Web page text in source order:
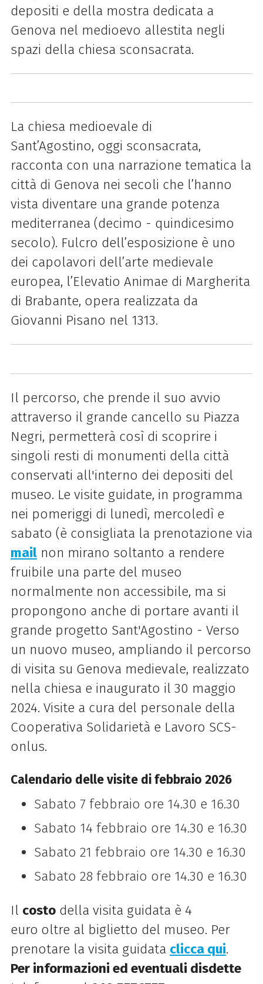
depositi e della mostra dedicata a
Genova nel medioevo allestita negli
spazi della chiesa sconsacrata.
La chiesa medioevale di
Sant’Agostino, oggi sconsacrata,
racconta con una narrazione tematica la
città di Genova nei secoli che l’hanno
vista diventare una grande potenza
mediterranea (decimo - quindicesimo
secolo). Fulcro dell’esposizione è uno
dei capolavori dell’arte medievale
europea, l’Elevatio Animae di Margherita
di Brabante, opera realizzata da
Giovanni Pisano nel 1313.
Il percorso, che prende il suo avvio
attraverso il grande cancello su Piazza
Negri, permetterà così di scoprire i
singoli resti di monumenti della città
conservati all'interno dei depositi del
museo. Le visite guidate, in programma
nei pomeriggi di lunedì, mercoledì e
sabato (è consigliata la prenotazione via
mailnon mirano soltanto a rendere
fruibile una parte del museo
normalmente non accessibile, ma si
propongono anche di portare avanti il
grande progetto Sant'Agostino - Verso
un nuovo museo, ampliando il percorso
di visita su Genova medievale, realizzato
nella chiesa e inaugurato il 30 maggio
2024. Visite a cura del personale della
Cooperativa Solidarietà e Lavoro SCS-
onlus.
Calendario delle visite di febbraio 2026
Sabato 7 febbraio ore 14.30 e 16.30
Sabato 14 febbraio ore 14.30 e 16.30
Sabato 21 febbraio ore 14.30 e 16.30
Sabato 28 febbraio ore 14.30 e 16.30
Il costodella visita guidata è 4
euro oltre al biglietto del museo. Per
prenotare la visita guidata clicca qui.
Per informazioni ed eventuali disdette